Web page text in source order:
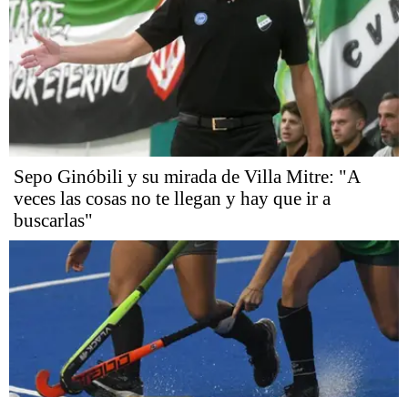
Sepo Ginóbili y su mirada de Villa Mitre: "A
veces las cosas no te llegan y hay que ir a
buscarlas"